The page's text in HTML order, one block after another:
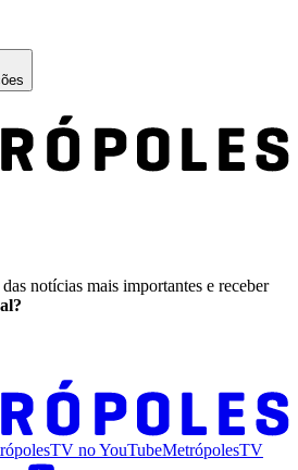
notícias mais importantes e receber
noYouTubeMetrópolesTV